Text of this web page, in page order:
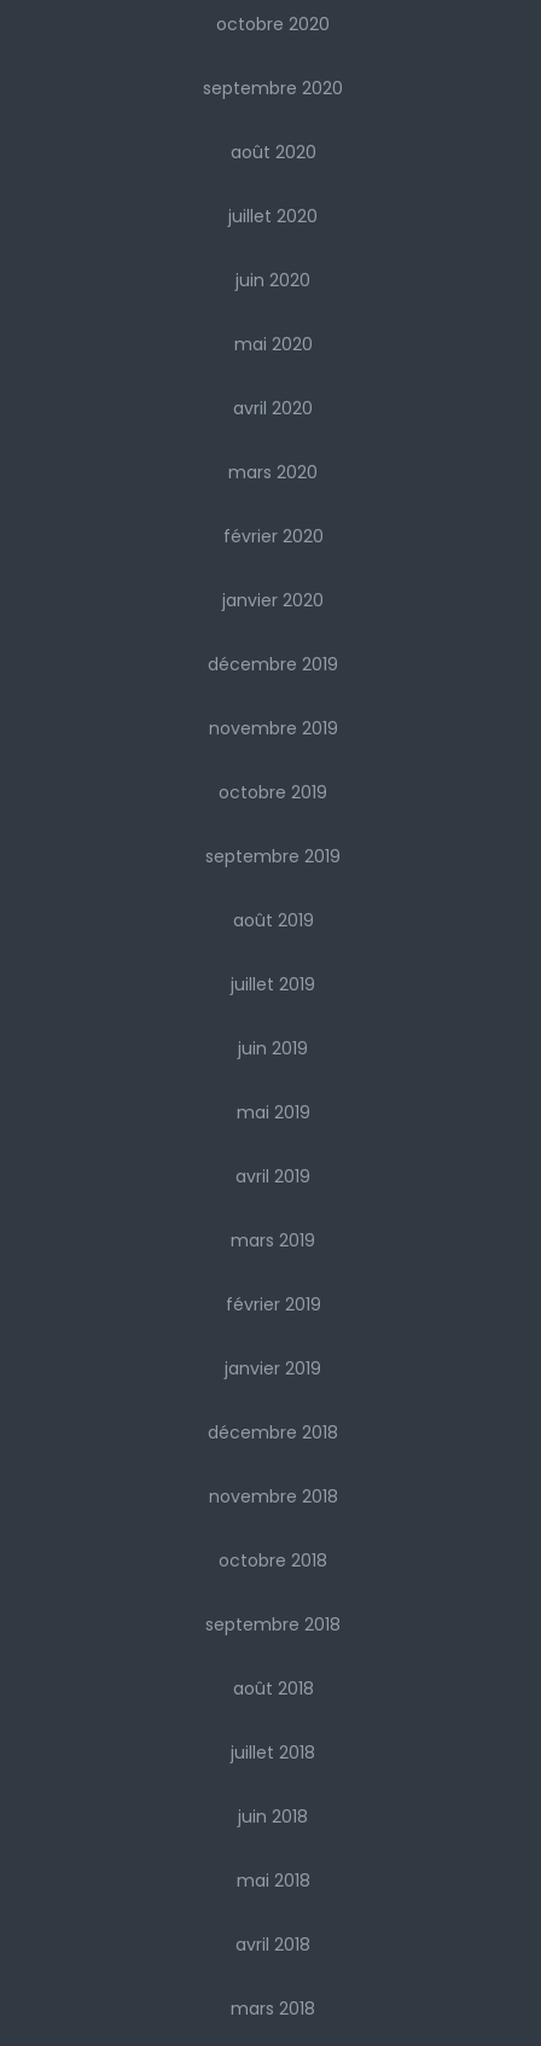
octobre 2020
septembre 2020
août 2020
juillet 2020
juin 2020
mai 2020
avril 2020
mars 2020
février 2020
janvier 2020
décembre 2019
novembre 2019
octobre 2019
septembre 2019
août 2019
juillet 2019
juin 2019
mai 2019
avril 2019
mars 2019
février 2019
janvier 2019
décembre 2018
novembre 2018
octobre 2018
septembre 2018
août 2018
juillet 2018
juin 2018
mai 2018
avril 2018
mars 2018